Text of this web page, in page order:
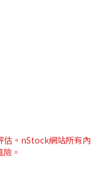
估。nStock網站所有內
。